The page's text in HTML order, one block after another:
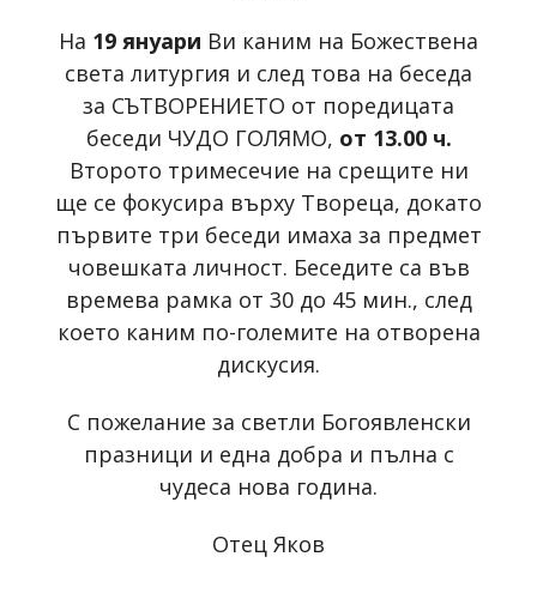
На 19 януари Ви каним на Божествена
света литургия и след това на беседа
за СЪТВОРЕНИЕТО от поредицата
беседи ЧУДО ГОЛЯМО, от 13.00 ч.
Второто тримесечие на срещите ни
ще се фокусира върху Твореца, докато
първите три беседи имаха за предмет
човешката личност. Беседите са във
времева рамка от 30 до 45 мин., след
което каним по-големите на отворена
дискусия.
С пожелание за светли Богоявленски
празници и една добра и пълна с
чудеса нова година.
Отец Яков